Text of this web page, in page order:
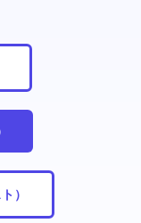
）